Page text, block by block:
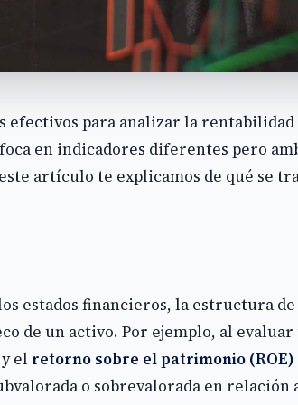
efectivos para analizar la
en indicadores diferentes pero
artículo te explicamos de qué se
estados financieros, la estructura
de un activo. Por ejemplo, al evaluar
y el retorno sobre el patrimonio (ROE)
o sobrevalorada en relación